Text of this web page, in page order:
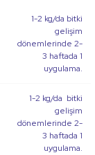
1-2 kg/da bitki
gelişim
dönemlerinde 2-
3 haftada 1
uygulama.
1-2 kg/da bitki
gelişim
dönemlerinde 2-
3 haftada 1
uygulama.